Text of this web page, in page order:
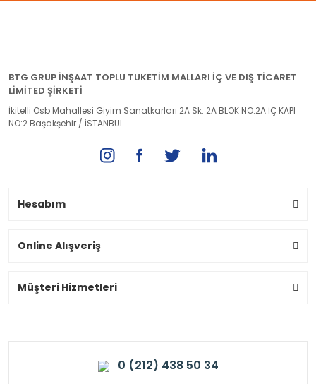
BTG GRUP İNŞAAT TOPLU TUKETİM MALLARI İÇ VE DIŞ TİCARET
LİMİTED ŞİRKETİ
İkitelli Osb Mahallesi Giyim Sanatkarları 2A Sk. 2A BLOK NO:2A İÇ KAPI
NO:2 Başakşehir / İSTANBUL
Hesabım
Online Alışveriş
Müşteri Hizmetleri
0 (212) 438 50 34